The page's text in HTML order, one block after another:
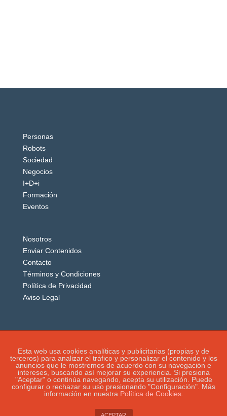
Personas
Robots
Sociedad
Negocios
I+D+i
Formación
Eventos
Nosotros
Enviar Contenidos
Contacto
Términos y Condiciones
Política de Privacidad
Aviso Legal
IGUANAROBOT® 2020. Todos los derechos
reservados.
Esta web usa cookies analíticas y publicitarias (propias y de
terceros) para analizar el tráfico y personalizar el contenido y los
anuncios que le mostremos de acuerdo con su navegación e
intereses, buscando así mejorar su experiencia. Si presiona
"Aceptar" o continúa navegando, acepta su utilización. Puede
configurar o rechazar su uso presionando "Configuración". Más
información en nuestra Política de Cookies.